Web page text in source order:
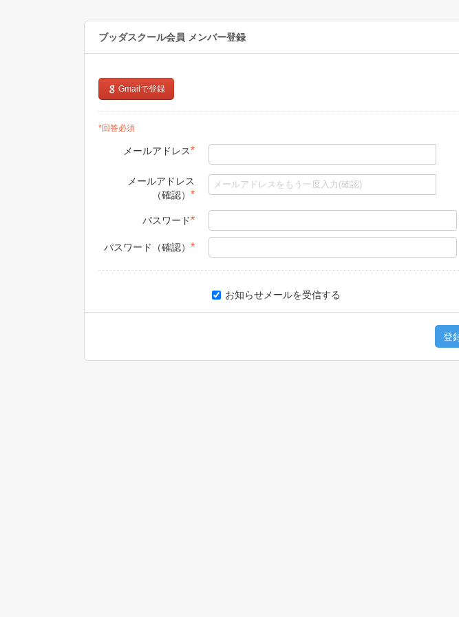
ブッダスクール会員 メンバー登録
Gmailで登録
*回答必須
メールアドレス*
メールアドレス
（確認） *
パスワード*
パスワード（確認） *
お知らせメールを受信する